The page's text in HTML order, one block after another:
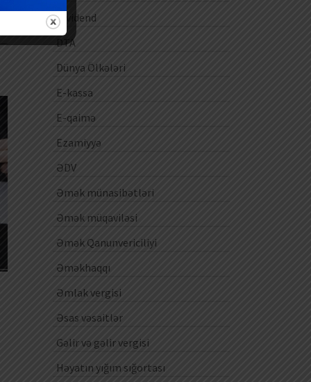
Dividend
DTA
Dünya Ölkələri
E-kassa
E-qaimə
Ezamiyyə
ƏDV
Əmək münasibətləri
Əmək müqaviləsi
Əmək Qanunvericiliyi
Əməkhaqqı
Əmlak vergisi
Əsas vəsaitlər
Gəlir və gəlir vergisi
Həyatın yığım sığortası